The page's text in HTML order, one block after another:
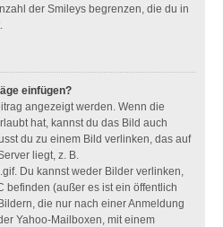
der Smileys begrenzen, die du in
einfügen?
angezeigt werden. Wenn die
hat, kannst du das Bild auch
du zu einem Bild verlinken, das auf
liegt, z. B.
Du kannst weder Bilder verlinken,
befinden (außer es ist ein öffentlich
die nur nach einer Anmeldung
Yahoo-Mailboxen, mit einem